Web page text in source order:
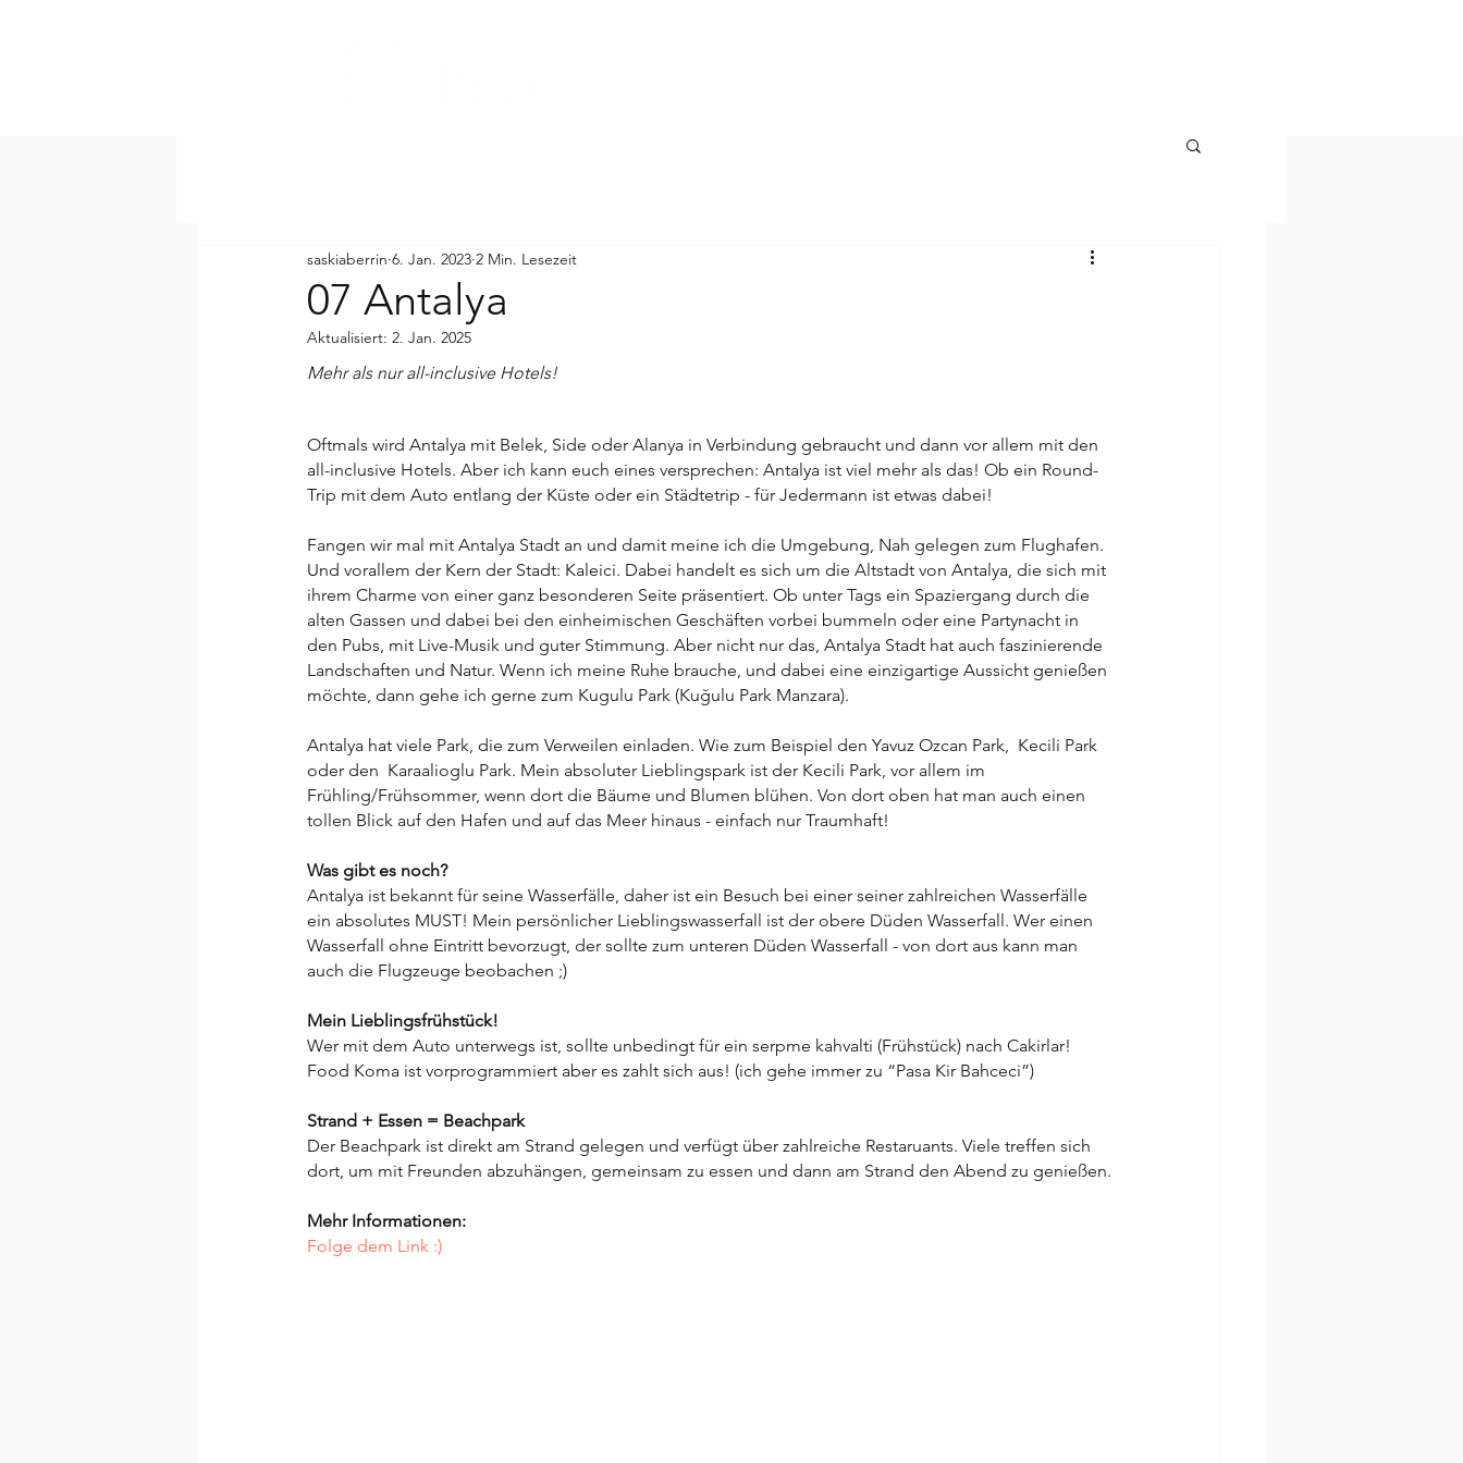
07 Antalya
saskiaberrin 6. Jan. 2023 2 Min. Lesezeit
Aktualisiert: 2. Jan. 2025
Mehr als nur all-inclusive Hotels!
Oftmals wird Antalya mit Belek, Side oder Alanya in Verbindung gebraucht und dann vor allem mit den
all-inclusive Hotels. Aber ich kann euch eines versprechen: Antalya ist viel mehr als das! Ob ein Round-
Trip mit dem Auto entlang der Küste oder ein Städtetrip - für Jedermann ist etwas dabei!
Fangen wir mal mit Antalya Stadt an und damit meine ich die Umgebung, Nah gelegen zum Flughafen.
Und vorallem der Kern der Stadt: Kaleici. Dabei handelt es sich um die Altstadt von Antalya, die sich mit
ihrem Charme von einer ganz besonderen Seite präsentiert. Ob unter Tags ein Spaziergang durch die
alten Gassen und dabei bei den einheimischen Geschäften vorbei bummeln oder eine Partynacht in
den Pubs, mit Live-Musik und guter Stimmung. Aber nicht nur das, Antalya Stadt hat auch faszinierende
Landschaften und Natur. Wenn ich meine Ruhe brauche, und dabei eine einzigartige Aussicht genießen
möchte, dann gehe ich gerne zum Kugulu Park (Kuğulu Park Manzara).
Antalya hat viele Park, die zum Verweilen einladen. Wie zum Beispiel den Yavuz Ozcan Park,  Kecili Park
oder den  Karaalioglu Park. Mein absoluter Lieblingspark ist der Kecili Park, vor allem im
Frühling/Frühsommer, wenn dort die Bäume und Blumen blühen. Von dort oben hat man auch einen
tollen Blick auf den Hafen und auf das Meer hinaus - einfach nur Traumhaft!
Was gibt es noch?
Antalya ist bekannt für seine Wasserfälle, daher ist ein Besuch bei einer seiner zahlreichen Wasserfälle
ein absolutes MUST! Mein persönlicher Lieblingswasserfall ist der obere Düden Wasserfall. Wer einen
Wasserfall ohne Eintritt bevorzugt, der sollte zum unteren Düden Wasserfall - von dort aus kann man
auch die Flugzeuge beobachen ;)
Mein Lieblingsfrühstück!
Wer mit dem Auto unterwegs ist, sollte unbedingt für ein serpme kahvalti (Frühstück) nach Cakirlar!
Food Koma ist vorprogrammiert aber es zahlt sich aus! (ich gehe immer zu “Pasa Kir Bahceci”)
Strand + Essen = Beachpark
Der Beachpark ist direkt am Strand gelegen und verfügt über zahlreiche Restaruants. Viele treffen sich
dort, um mit Freunden abzuhängen, gemeinsam zu essen und dann am Strand den Abend zu genießen.
Mehr Informationen:
Folge dem Link :)